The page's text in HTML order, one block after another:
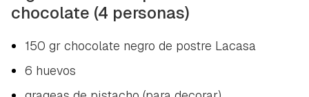
chocolate (4 personas)
150 gr chocolate negro de postre Lacasa
6 huevos